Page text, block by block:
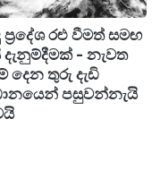
විය හැක.
බෑවුම්
වයඹ සහ දකුණු
30-40 පමණ
ප්‍රදේශ රළු වීමත් සමඟ
දැනුම්දීමක් - නැවත
දෙන තුරු දැඩි
පසුවන්නැයි